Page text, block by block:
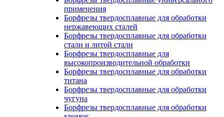
применения
Борфрезы твердосплавные для обработки
нержавеющих сталей
Борфрезы твердосплавные для обработки
стали и литой стали
Борфрезы твердосплавные для
высокопроизводительной обработки
Борфрезы твердосплавные для обработки
титана
Борфрезы твердосплавные для обработки
чугуна
Борфрезы твердосплавные для обработки